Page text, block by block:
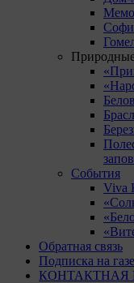
События
Viva
Обратная связь
Подписка на